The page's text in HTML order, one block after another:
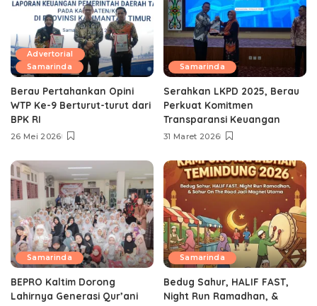
Advertorial
Samarinda
Berau Pertahankan Opini
WTP Ke-9 Berturut-turut dari
BPK RI
26 Mei 2026
Samarinda
Serahkan LKPD 2025, Berau
Perkuat Komitmen
Transparansi Keuangan
31 Maret 2026
Samarinda
BEPRO Kaltim Dorong
Lahirnya Generasi Qur’ani
Samarinda
Bedug Sahur, HALIF FAST,
Night Run Ramadhan, &